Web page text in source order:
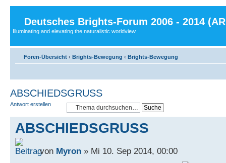
Deutsches Brights-Forum 2006 - 2014
Illuminating and elevating the naturalistic worldview.
Foren-Übersicht ‹ Brights-Bewegung ‹ Brights-Bewegung
ABSCHIEDSGRUSS
Antwort erstellen
ABSCHIEDSGRUSS
von Myron » Mi 10. Sep 2014, 00:00